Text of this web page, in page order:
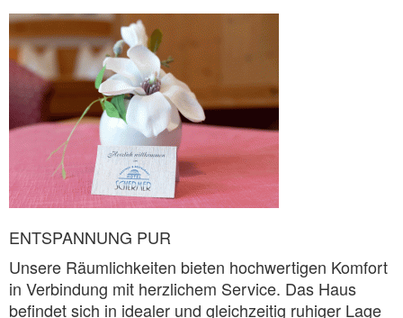
ENTSPANNUNG PUR
Unsere Räumlichkeiten bieten hochwertigen Komfort
in Verbindung mit herzlichem Service. Das Haus
befindet sich in idealer und gleichzeitig ruhiger Lage